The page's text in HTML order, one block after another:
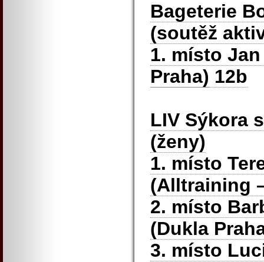
Bageterie
(soutěž
1. místo
Praha) 12b
LIV Sýkora
(ženy)
1. místo
(Alltraining
2. místo
(Dukla
3. místo